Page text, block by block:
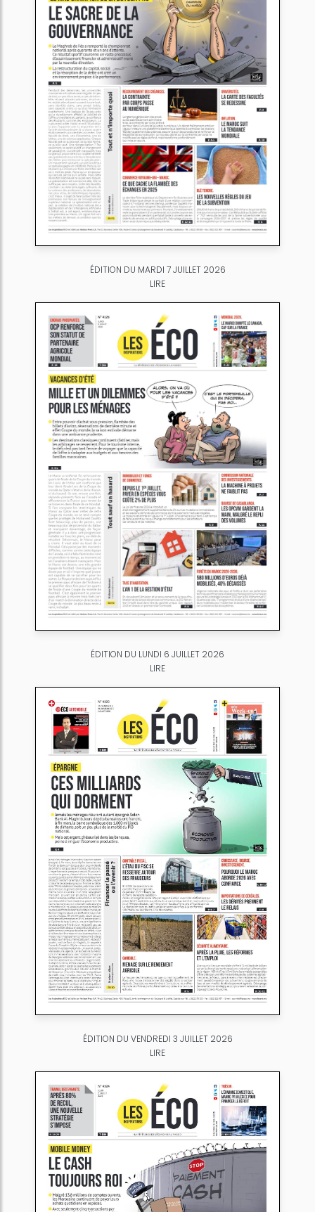
ÉDITION DU MARDI 7 JUILLET 2026
LIRE
ÉDITION DU LUNDI 6 JUILLET 2026
LIRE
ÉDITION DU VENDREDI 3 JUILLET 2026
LIRE